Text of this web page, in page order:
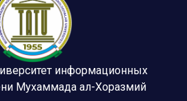
информационных
Мухаммада ал-Хоразмий